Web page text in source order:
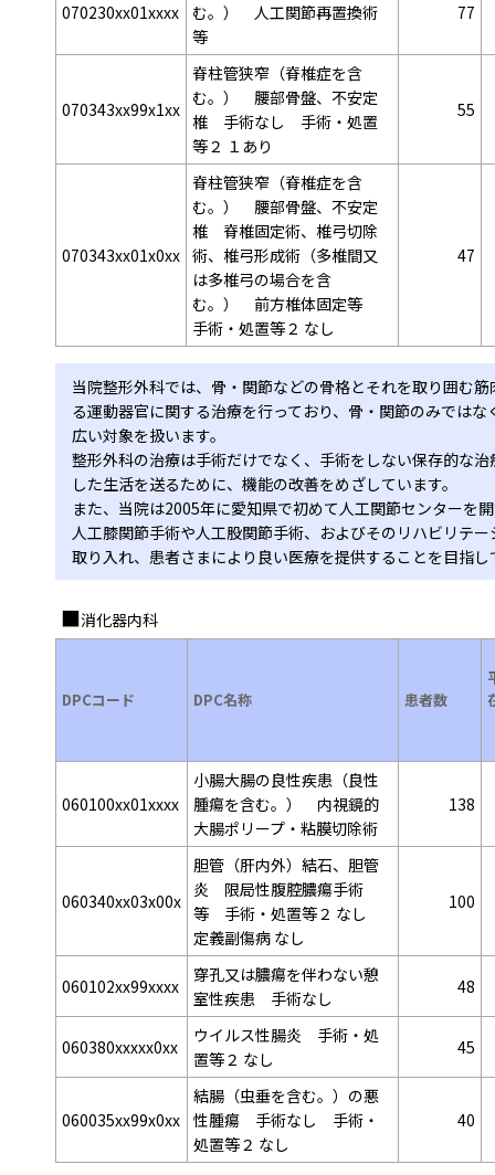
070230xx01xxxx
む。） 人工関節再置換術
等
77
070343xx99x1xx
脊柱管狭窄（脊椎症を含
む。） 腰部骨盤、不安定
椎 手術なし 手術・処置
等２ １あり
55
070343xx01x0xx
脊柱管狭窄（脊椎症を含
む。） 腰部骨盤、不安定
椎 脊椎固定術、椎弓切除
術、椎弓形成術（多椎間又
は多椎弓の場合を含
む。） 前方椎体固定等
手術・処置等２ なし
47
当院整形外科では、骨・関節などの骨格とそれを取り囲む
る運動器官に関する治療を行っており、骨・関節のみでは
広い対象を扱います。
整形外科の治療は手術だけでなく、手術をしない保存的な
した生活を送るために、機能の改善をめざしています。
また、当院は2005年に愛知県で初めて人工関節センターを
人工膝関節手術や人工股関節手術、およびそのリハビリテ
取り入れ、患者さまにより良い医療を提供することを目指し
消化器内科
DPCコード DPC名称 患者数
060100xx01xxxx
小腸大腸の良性疾患（良性
腫瘍を含む。） 内視鏡的
大腸ポリープ・粘膜切除術
138
060340xx03x00x
胆管（肝内外）結石、胆管
炎 限局性腹腔膿瘍手術
等 手術・処置等２ なし
定義副傷病 なし
100
060102xx99xxxx
穿孔又は膿瘍を伴わない憩
室性疾患 手術なし
48
060380xxxxx0xx
ウイルス性腸炎 手術・処
置等２ なし
45
060035xx99x0xx
結腸（虫垂を含む。）の悪
性腫瘍 手術なし 手術・
処置等２ なし
40